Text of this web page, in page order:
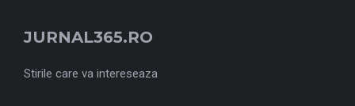
JURNAL365.RO
Stirile care va intereseaza